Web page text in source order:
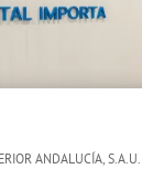
ANDALUCÍA,